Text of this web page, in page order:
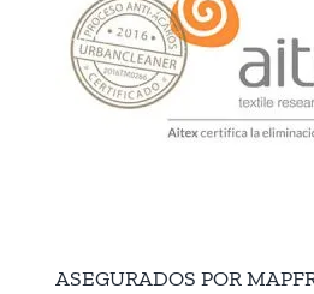
ASEGURADOS POR